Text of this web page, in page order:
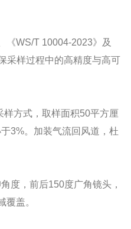
《WS/T 10004-2023》及
采样过程中的高精度与高可
方式，取样面积50平方厘
3%。加装气流回风道，杜
度，前后150度广角镜头，
覆盖。